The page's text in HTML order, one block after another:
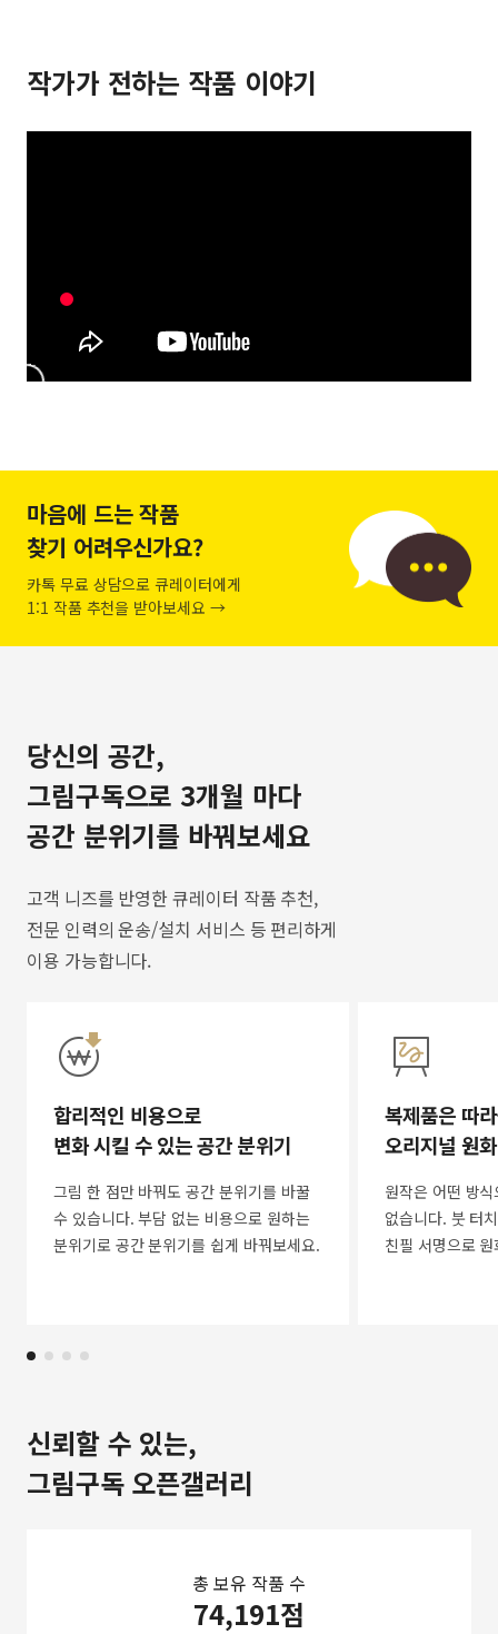
작가가 전하는 작품 이야기
마음에 드는 작품
찾기 어려우신가요?
카톡 무료 상담으로 큐레이터에게
1:1 작품 추천을 받아보세요 →
당신의 공간,
그림구독으로 3개월 마다
공간 분위기를 바꿔보세요
고객 니즈를 반영한 큐레이터 작품 추천,
전문 인력의 운송/설치 서비스 등 편리하게
이용 가능합니다.
합리적인 비용으로
변화 시킬 수 있는 공간 분위기
그림 한 점만 바꿔도 공간 분위기를 바꿀
수 있습니다. 부담 없는 비용으로 원하는
분위기로 공간 분위기를 쉽게 바꿔보세요.
복제품은 따
오리지널 원
원작은 어떤 방
없습니다. 붓 터
친필 서명으로
신뢰할 수 있는,
그림구독 오픈갤러리
총 보유 작품 수
74,191점